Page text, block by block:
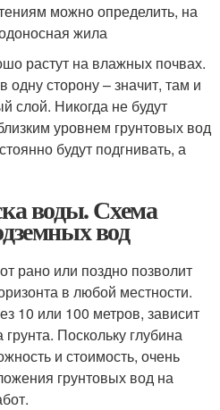
можно определить, на
жила
растут на влажных почвах.
одну сторону – значит, там и
слой. Никогда не будут
уровнем грунтовых вод
будут подгнивать, а
воды. Схема
вод
рано или поздно позволит
в любой местности.
10 или 100 метров, зависит
грунта. Поскольку глубина
и стоимость, очень
грунтовых вод на